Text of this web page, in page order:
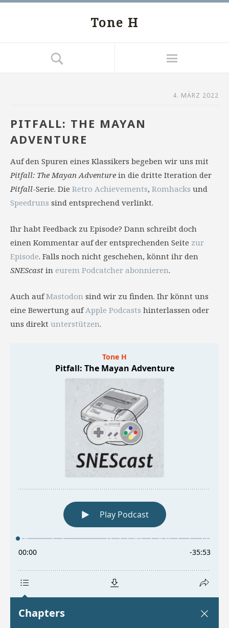
Tone H
4. MÄRZ 2022
PITFALL: THE MAYAN
ADVENTURE
Auf den Spuren eines Klassikers begeben wir uns mit
Pitfall: The Mayan Adventure in die dritte Iteration der
Pitfall-Serie. Die Retro Achievements, Romhacks und
Speedruns sind entsprechend verlinkt.
Ihr habt Feedback zu Episode? Dann schreibt doch
einen Kommentar auf der entsprechenden Seite zur
Episode. Falls noch nicht geschehen, könnt ihr den
SNEScast in eurem Podcatcher abonnieren.
Auch aufMastodon sind wir zu finden. Ihr könnt uns
eine Bewertung aufApple Podcasts hinterlassen oder
uns direkt unterstützen.